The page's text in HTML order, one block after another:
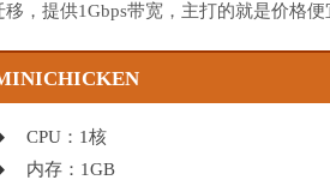
移，提供1Gbps带宽，主打的就是价格
CPU：1核
内存：1GB